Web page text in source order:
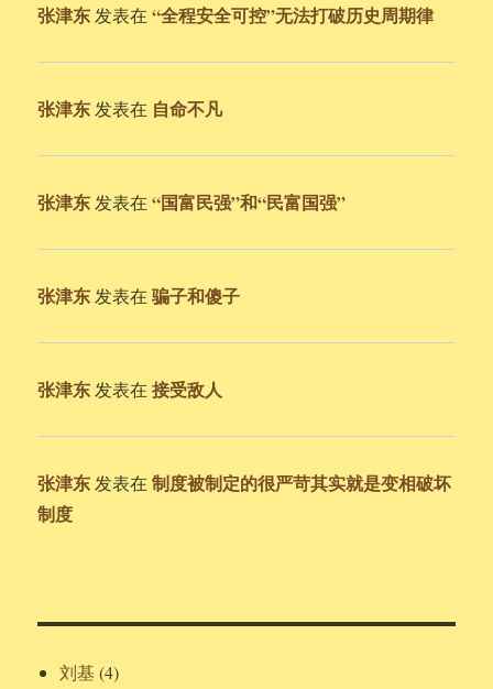
张津东 发表在“全程安全可控”无法打破历史周期律
张津东 发表在 自命不凡
张津东 发表在“国富民强”和“民富国强”
张津东 发表在骗子和傻子
张津东 发表在接受敌人
张津东 发表在制度被制定的很严苛其实就是变相破坏
制度
刘基 (4)